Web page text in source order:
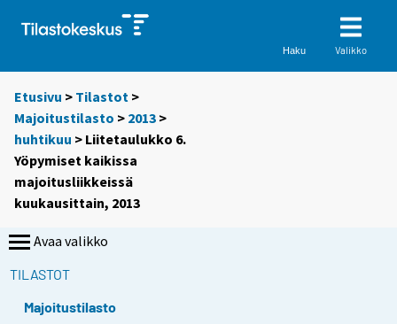
Haku Valikko
Etusivu > Tilastot >
Majoitustilasto > 2013 >
huhtikuu > Liitetaulukko 6.
Yöpymiset kaikissa
majoitusliikkeissä
kuukausittain, 2013
Avaa valikko
TILASTOT
Majoitustilasto